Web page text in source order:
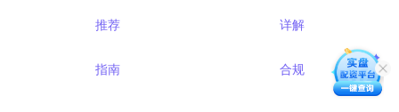
推荐 详解
指南 合规